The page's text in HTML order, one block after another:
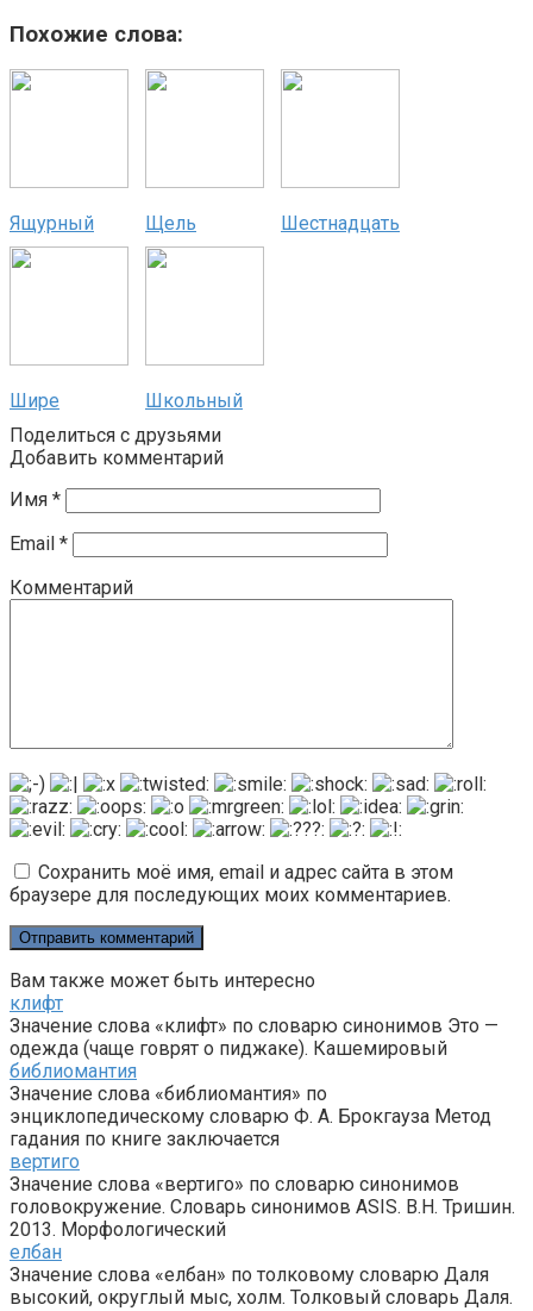
Похожие слова:
Ящурный Щель Шестнадцать
Шире
Школьный
Поделиться с друзьями
Добавить комментарий
Имя *
Email *
Комментарий
Сохранить моё имя, email и адрес сайта в этом
браузере для последующих моих комментариев.
Вам также может быть интересно
клифт
Значение слова «клифт» по словарю синонимов Это —
одежда (чаще говрят о пиджаке). Кашемировый
библиомантия
Значение слова «библиомантия» по
энциклопедическому словарю Ф. А. Брокгауза Метод
гадания по книге заключается
вертиго
Значение слова «вертиго» по словарю синонимов
головокружение. Словарь синонимов ASIS. В.Н. Тришин.
2013. Морфологический
елбан
Значение слова «елбан» по толковому словарю Даля
высокий, округлый мыс, холм. Толковый словарь Даля.